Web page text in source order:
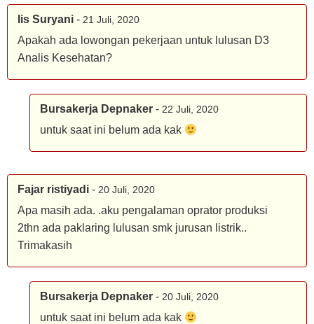
Iis Suryani - 21 Juli, 2020
Apakah ada lowongan pekerjaan untuk lulusan D3
Analis Kesehatan?
Bursakerja Depnaker - 22 Juli, 2020
untuk saat ini belum ada kak
Fajar ristiyadi - 20 Juli, 2020
Apa masih ada. .aku pengalaman oprator produksi
2thn ada paklaring lulusan smk jurusan listrik..
Trimakasih
Bursakerja Depnaker - 20 Juli, 2020
untuk saat ini belum ada kak